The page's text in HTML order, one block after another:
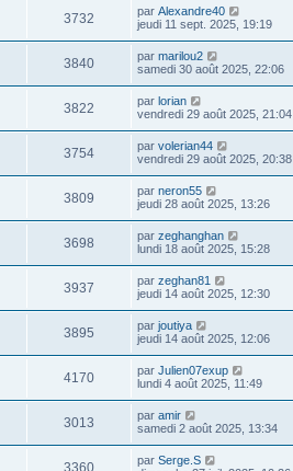
3732 par Alexandre40
jeudi 11 sept. 2025, 19:19
3840 par marilou2
samedi 30 août 2025, 22:06
3822 par lorian
vendredi 29 août 2025, 21:04
3754 par volerian44
vendredi 29 août 2025, 20:38
3809 par neron55
jeudi 28 août 2025, 13:26
3698 par zeghanghan
lundi 18 août 2025, 15:28
3937 par zeghan81
jeudi 14 août 2025, 12:30
3895 par joutiya
jeudi 14 août 2025, 12:06
4170 par Julien07exup
lundi 4 août 2025, 11:49
3013 par amir
samedi 2 août 2025, 13:34
3360 par Serge.S